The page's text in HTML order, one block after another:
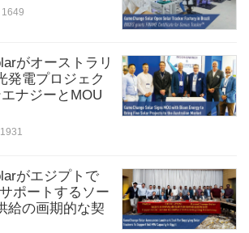
1649
がオーストラリ
発電プロジェク
ナジーとMOU
1931
がエジプトで
ポートするソー
給の画期的な契